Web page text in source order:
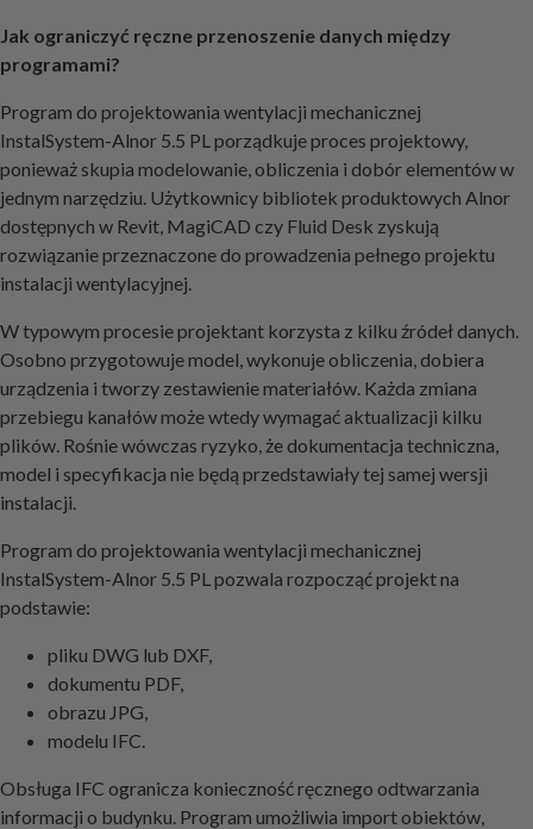
Jak ograniczyć ręczne przenoszenie danych między
programami?
Program do projektowania wentylacji mechanicznej
InstalSystem-Alnor 5.5 PL porządkuje proces projektowy,
ponieważ skupia modelowanie, obliczenia i dobór elementów w
jednym narzędziu. Użytkownicy bibliotek produktowych Alnor
dostępnych w Revit, MagiCAD czy Fluid Desk zyskują
rozwiązanie przeznaczone do prowadzenia pełnego projektu
instalacji wentylacyjnej.
W typowym procesie projektant korzysta z kilku źródeł danych.
Osobno przygotowuje model, wykonuje obliczenia, dobiera
urządzenia i tworzy zestawienie materiałów. Każda zmiana
przebiegu kanałów może wtedy wymagać aktualizacji kilku
plików. Rośnie wówczas ryzyko, że dokumentacja techniczna,
model i specyfikacja nie będą przedstawiały tej samej wersji
instalacji.
Program do projektowania wentylacji mechanicznej
InstalSystem-Alnor 5.5 PL pozwala rozpocząć projekt na
podstawie:
pliku DWG lub DXF,
dokumentu PDF,
obrazu JPG,
modelu IFC.
Obsługa IFC ogranicza konieczność ręcznego odtwarzania
informacji o budynku. Program umożliwia import obiektów,